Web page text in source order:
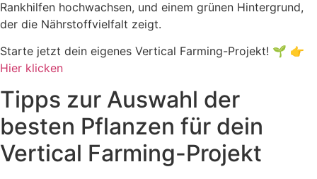
Starte jetzt dein eigenes Vertical Farming-Projekt! 🌱 👉
Hier klicken
Tipps zur Auswahl der
besten Pflanzen für dein
Vertical Farming-Projekt